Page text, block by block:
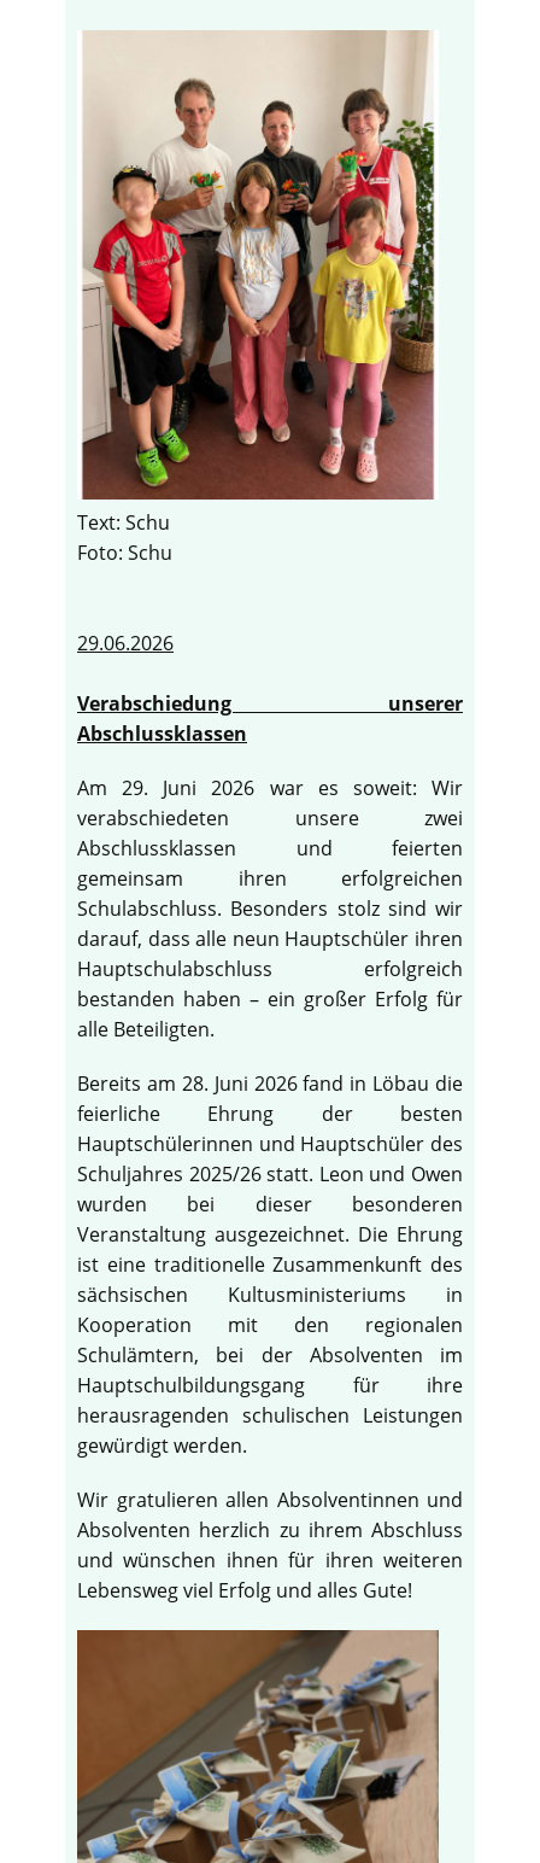
Text: Schu
Foto: Schu
29.06.2026
Verabschiedung unserer
Abschlussklassen
Am 29. Juni 2026 war es soweit: Wir
verabschiedeten unsere zwei
Abschlussklassen und feierten
gemeinsam ihren erfolgreichen
Schulabschluss. Besonders stolz sind wir
darauf, dass alle neun Hauptschüler ihren
Hauptschulabschluss erfolgreich
bestanden haben – ein großer Erfolg für
alle Beteiligten.
Bereits am 28. Juni 2026 fand in Löbau die
feierliche Ehrung der besten
Hauptschülerinnen und Hauptschüler des
Schuljahres 2025/26 statt. Leon und Owen
wurden bei dieser besonderen
Veranstaltung ausgezeichnet. Die Ehrung
ist eine traditionelle Zusammenkunft des
sächsischen Kultusministeriums in
Kooperation mit den regionalen
Schulämtern, bei der Absolventen im
Hauptschulbildungsgang für ihre
herausragenden schulischen Leistungen
gewürdigt werden.
Wir gratulieren allen Absolventinnen und
Absolventen herzlich zu ihrem Abschluss
und wünschen ihnen für ihren weiteren
Lebensweg viel Erfolg und alles Gute!